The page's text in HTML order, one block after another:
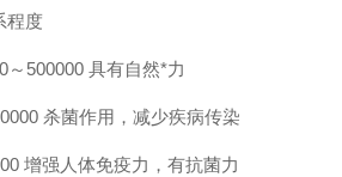
程度
500000 具有自然*力
杀菌作用，减少疾病传染
增强人体免疫力，有抗菌力